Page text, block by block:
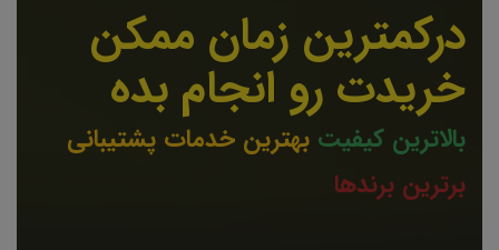
درکمترین زمان ممکن
خریدت رو انجام بده
بالاترین کیفیت بهترین خدمات پشتیبانی
برترین برندها